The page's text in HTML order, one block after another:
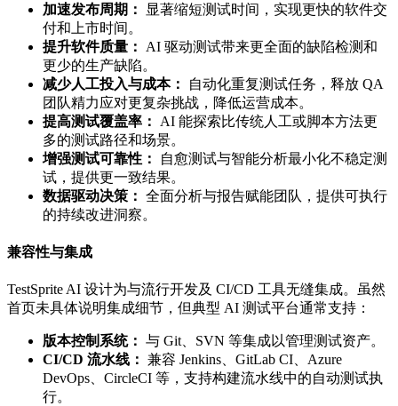
加速发布周期：
显著缩短测试时间，实现更快的软件交
付和上市时间。
提升软件质量：
AI 驱动测试带来更全面的缺陷检测和
更少的生产缺陷。
减少人工投入与成本：
自动化重复测试任务，释放 QA
团队精力应对更复杂挑战，降低运营成本。
提高测试覆盖率：
AI 能探索比传统人工或脚本方法更
多的测试路径和场景。
增强测试可靠性：
自愈测试与智能分析最小化不稳定测
试，提供更一致结果。
数据驱动决策： 全面分析与报告赋能团队，提供可执行
的持续改进洞察。
兼容性与集成
TestSprite AI 设计为与流行开发及 CI/CD 工具无缝集成。虽然
首页未具体说明集成细节，但典型 AI 测试平台通常支持：
版本控制系统： 与 Git、SVN 等集成以管理测试资产。
CI/CD 流水线： 兼容 Jenkins、GitLab CI、Azure
DevOps、CircleCI 等，支持构建流水线中的自动测试执
行。